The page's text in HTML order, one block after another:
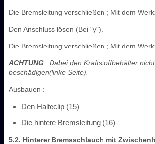
Die Bremsleitung verschließen ; Mit dem
Den Anschluss lösen (Bei "y").
Die Bremsleitung verschließen ; Mit dem
ACHTUNG : Dabei den Kraftstoffbehälter nicht
beschädigen(linke Seite).
Ausbauen :
Den Halteclip (15)
Die hintere Bremsleitung (16)
5.2. Hinterer Bremsschlauch mit